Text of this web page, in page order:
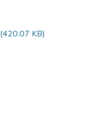
(420.07 KB)